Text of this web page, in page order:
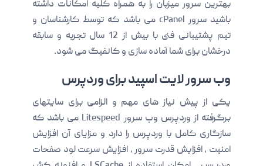
بهترین سرور میزبان را به همراه کلیه امکانات داشته
باشید سرور cPanel می باشد که توسط کارشناسان و
تیم پشتیبانی فنی با بیش از 12 سال تجربه و سابقه
درخشان برای شما آماده سازی و کانفیگ می شود.
وب سرور لایت اسپید برای وردپرس
یکی از پیش نیاز های مهم و الزامی برای سایتهای
برگرفته از وردپرس وب سرور Litespeed می باشد که
سازگاری کامل با وردپرس را دارد و مزایای آن افزایش
امنیت ، افزایش قدرت سرور ، افزایش سرعت لود صفحات